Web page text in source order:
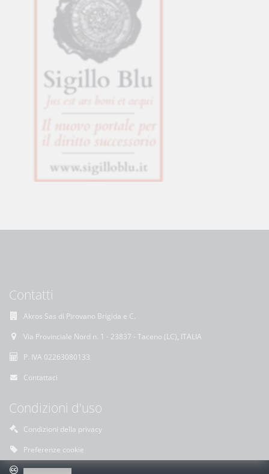
Contatti
Akros Sas di Pirovano Brigida e C.
Via Provinciale Nord n. 1 - 23837 - Taceno (LC), ITALIA
P. IVA 02263080133
Contattaci
Condizioni d'uso
Condizioni della privacy
Preferenze cookie